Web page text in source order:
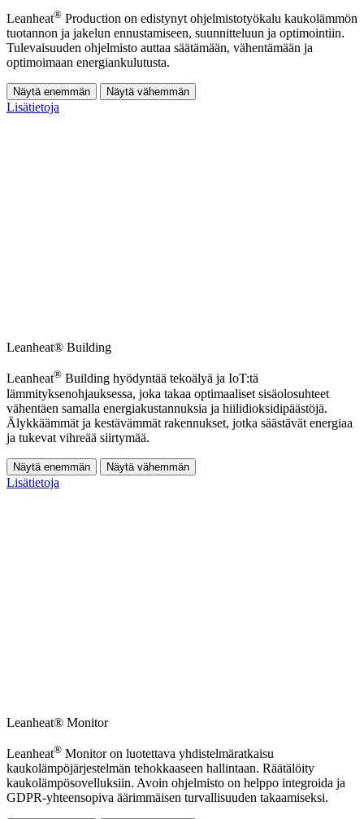
Leanheat® Production on edistynyt ohjelmistotyökalu kaukolämmön
tuotannon ja jakelun ennustamiseen, suunnitteluun ja optimointiin.
Tulevaisuuden ohjelmisto auttaa säätämään, vähentämään ja
optimoimaan energiankulutusta.
Näytä enemmän Näytä vähemmän
Lisätietoja
Leanheat® Building
Leanheat® Building hyödyntää tekoälyä ja IoT:tä
lämmityksenohjauksessa, joka takaa optimaaliset sisäolosuhteet
vähentäen samalla energiakustannuksia ja hiilidioksidipäästöjä.
Älykkäämmät ja kestävämmät rakennukset, jotka säästävät energiaa
ja tukevat vihreää siirtymää.
Näytä enemmän Näytä vähemmän
Lisätietoja
Leanheat® Monitor
Leanheat® Monitor on luotettava yhdistelmäratkaisu
kaukolämpöjärjestelmän tehokkaaseen hallintaan. Räätälöity
kaukolämpösovelluksiin. Avoin ohjelmisto on helppo integroida ja
GDPR-yhteensopiva äärimmäisen turvallisuuden takaamiseksi.